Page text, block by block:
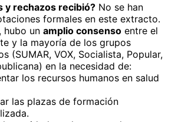
y rechazos recibió? No se han
formales en este extracto.
hubo un amplio consenso entre el
y la mayoría de los grupos
(SUMAR, VOX, Socialista, Popular,
en la necesidad de:
los recursos humanos en salud
las plazas de formación